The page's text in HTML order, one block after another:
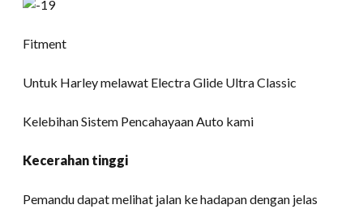
Fitment
Untuk Harley melawat Electra Glide Ultra Classic
Kelebihan Sistem Pencahayaan Auto kami
Kecerahan tinggi
Pemandu dapat melihat jalan ke hadapan dengan jelas